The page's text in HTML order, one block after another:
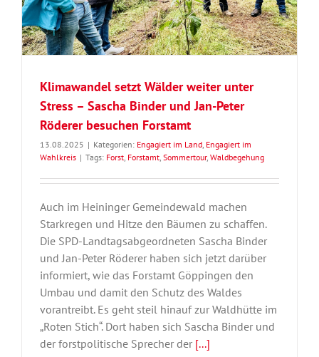
Klimawandel setzt Wälder weiter unter
Stress – Sascha Binder und Jan-Peter
Röderer besuchen Forstamt
13.08.2025 | Kategorien: Engagiert im Land, Engagiert im
Wahlkreis | Tags: Forst, Forstamt, Sommertour, Waldbegehung
Auch im Heininger Gemeindewald machen
Starkregen und Hitze den Bäumen zu schaffen.
Die SPD-Landtagsabgeordneten Sascha Binder
und Jan-Peter Röderer haben sich jetzt darüber
informiert, wie das Forstamt Göppingen den
Umbau und damit den Schutz des Waldes
vorantreibt. Es geht steil hinauf zur Waldhütte im
„Roten Stich“. Dort haben sich Sascha Binder und
der forstpolitische Sprecher der [...]